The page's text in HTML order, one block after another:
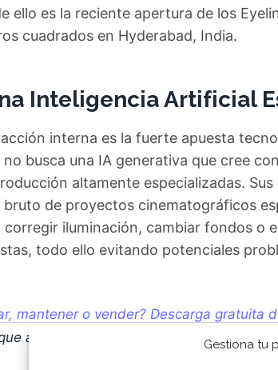
Gestiona tu
ello es la reciente apertura de los
cuadrados en Hyderabad, India.
Inteligencia Artificial
interna es la fuerte apuesta
busca una IA generativa que cree
altamente especializadas. Sus
de proyectos cinematográficos
iluminación, cambiar fondos o
todo ello evitando potenciales
mantener o vender? Descarga gratuita
andabas buscando.